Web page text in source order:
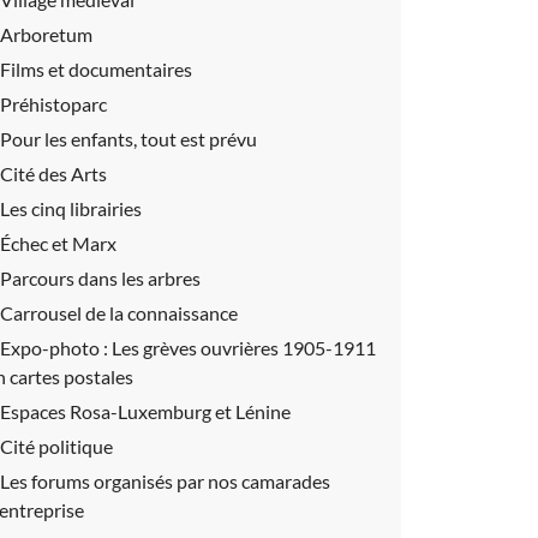
Arboretum
Films et documentaires
Préhistoparc
Pour les enfants, tout est prévu
Cité des Arts
Les cinq librairies
Échec et Marx
Parcours dans les arbres
Carrousel de la connaissance
Expo-photo : Les grèves ouvrières 1905-1911
cartes postales
Espaces Rosa-Luxemburg et Lénine
Cité politique
Les forums organisés par nos camarades